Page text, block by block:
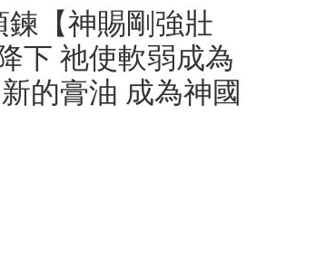
鍊【神賜剛強壯
下 祂使軟弱成為
的膏油 成為神國